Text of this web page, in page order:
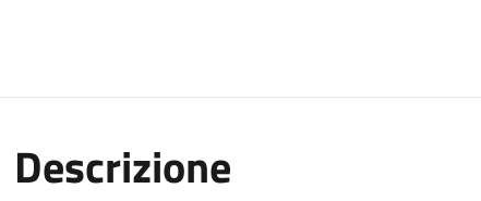
Descrizione